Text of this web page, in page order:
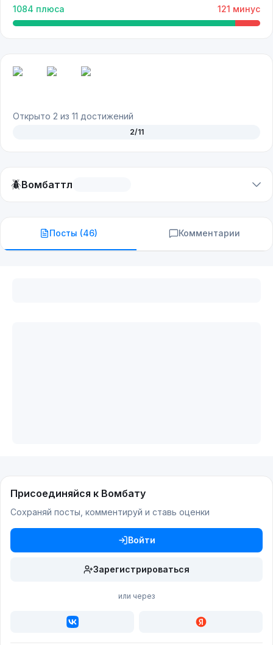
1084 плюса 121 минус
Открыто 2 из 11 достижений
2/11
🪲Вомбаттл
Посты (46) Комментарии
Присоединяйся к Вомбату
Сохраняй посты, комментируй и ставь оценки
Войти
Зарегистрироваться
или через